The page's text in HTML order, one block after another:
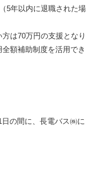
5年以内に退職された場
は70万円の支援となり
額補助制度を活用でき
日の間に、長電バス㈱に